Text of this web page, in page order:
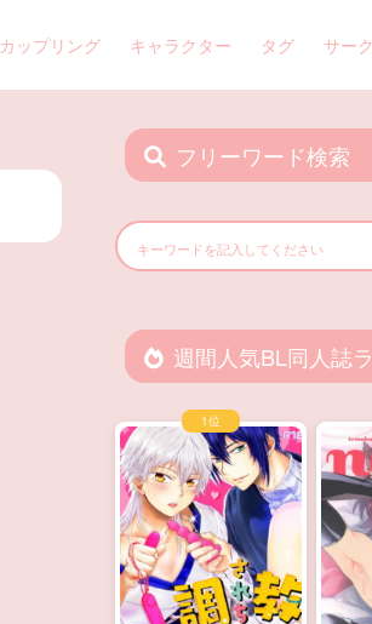
カップリング キャラクター タグ サー
フリーワード検索
週間人気BL同人誌